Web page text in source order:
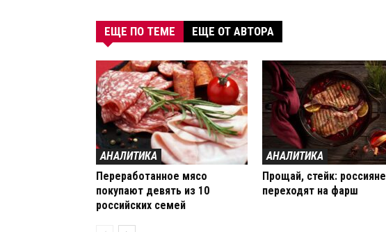
ЕЩЕ ПО ТЕМЕ ЕЩЕ ОТ АВТОРА
АНАЛИТИКА
Переработанное мясо
покупают девять из 10
российских семей
АНАЛИТИКА
Прощай, стейк: россияне
переходят на фарш